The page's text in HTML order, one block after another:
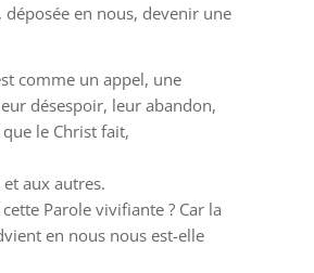
en nous, devenir une
comme un appel, une
désespoir, leur abandon,
le Christ fait,
aux autres.
Parole vivifiante ? Car la
en nous nous est-elle